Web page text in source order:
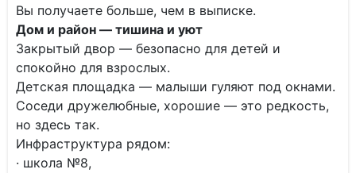
Вы получаете больше, чем в выписке.
Дом и район — тишина и уют
Закрытый двор — безопасно для детей и
спокойно для взрослых.
Детская площадка — малыши гуляют под окнами.
Соседи дружелюбные, хорошие — это редкость,
но здесь так.
Инфраструктура рядом:
· школа №8,